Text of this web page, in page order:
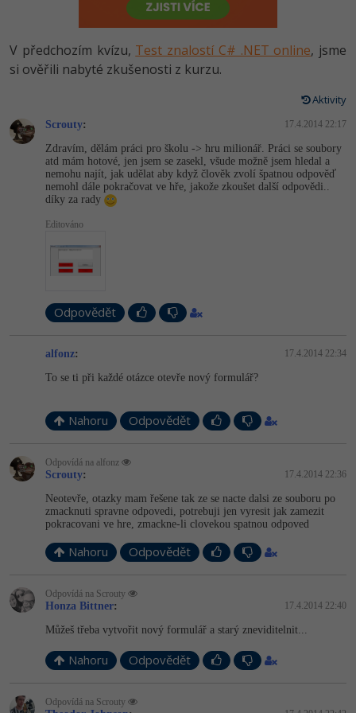
HTML5, CSS3, Bootstrap, SEO
SQL a databáze
UML a návrhové vzory
React
PHP
JavaScript
HTML / CSS
UML a návrhové vzory
MySQL/MariaDB
Vývojář mobilních aplikací
Specialista na AI a bigdata
Webdesigner
Tester
Systémový administrátor
3D grafik
Projektový manažer
Copywriter
WordPress specialista
SEO specialista
-80%
JavaScript -80%
C++
Swift -80%
Kotlin -80%
VB.NET
SQL
Algoritmy -41%
Umělá inteligence (AI) -10%
Pro děti
Více
Testování softwaru
Datová analýza
Kurzy designu
HTML/CSS -80%
Příběhy absolventů
Blog
V předchozím kvízu, Test znalostí C# .NET online, jsme
si ověřili nabyté zkušenosti z kurzu.
Aktivity
Scrouty: 17.4.2014 22:17
Zdravím, dělám práci pro školu -> hru milionář. Práci se soubory
atd mám hotové, jen jsem se zasekl, všude možně jsem hledal a
nemohu najít, jak udělat aby když člověk zvolí špatnou odpověď
nemohl dále pokračovat ve hře, jakože zkoušet další odpovědi..
díky za rady
Editováno
Odpovědět
alfonz: 17.4.2014 22:34
To se ti při každé otázce otevře nový formulář?
Nahoru Odpovědět
Odpovídá na alfonz
Scrouty: 17.4.2014 22:36
Neotevře, otazky mam řešene tak ze se nacte dalsi ze souboru po
zmacknuti spravne odpovedi, potrebuji jen vyresit jak zamezit
pokracovani ve hre, zmackne-li clovekou spatnou odpoved
Nahoru Odpovědět
Odpovídá na Scrouty
Honza Bittner: 17.4.2014 22:40
Můžeš třeba vytvořit nový formulář a starý zneviditelnit...
Nahoru Odpovědět
Odpovídá na Scrouty